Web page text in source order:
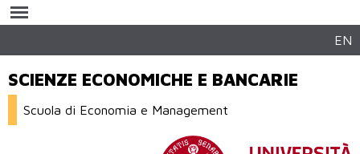
contenuto
EN
SCIENZE ECONOMICHE E BANCARIE
Scuola di Economia e Management